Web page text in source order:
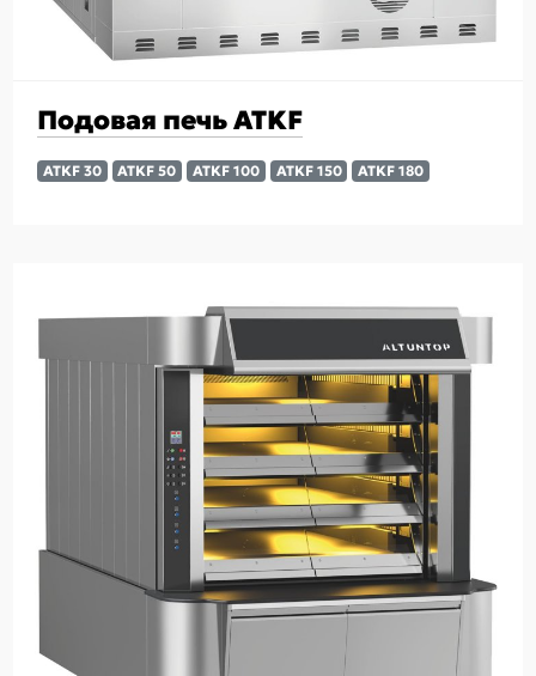
Подовая печь ATKF
ATKF 30 ATKF 50 ATKF 100 ATKF 150 ATKF 180